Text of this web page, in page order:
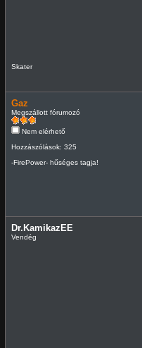
Skater
Gaz
Megszállott fórumozó
Nem elérhető
Hozzászólások: 325
-FirePower- hűséges tagja!
Dr.KamikazEE
Vendég